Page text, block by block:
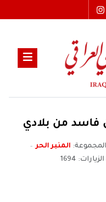
فاسد من بلادي
المجموعة: المنبر الحر
الزيارات: 1694